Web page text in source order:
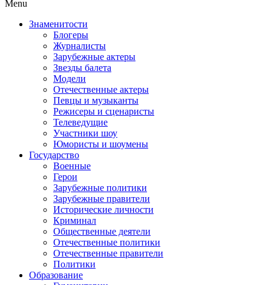
Menu
Знаменитости
Блогеры
Журналисты
Зарубежные актеры
Звезды балета
Модели
Отечественные актеры
Певцы и музыканты
Режисеры и сценаристы
Телеведущие
Участники шоу
Юмористы и шоумены
Государство
Военные
Герои
Зарубежные политики
Зарубежные правители
Исторические личности
Криминал
Общественные деятели
Отечественные политики
Отечественные правители
Политики
Образование